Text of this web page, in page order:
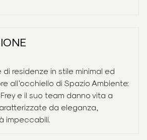
residenze in stile minimal ed
all’occhiello di Spazio Ambiente:
e il suo team danno vita a
da eleganza,
impeccabili.